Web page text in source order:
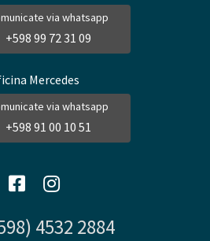
via whatsapp
+598 99 72 31 09
Mercedes
via whatsapp
+598 91 00 10 51
4532 2884